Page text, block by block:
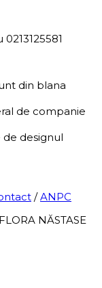
din blana
de companie
de designul
/ANPC
NĂSTASE